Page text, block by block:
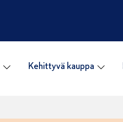
Kehittyvä kauppa